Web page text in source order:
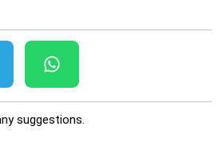
suggestions.